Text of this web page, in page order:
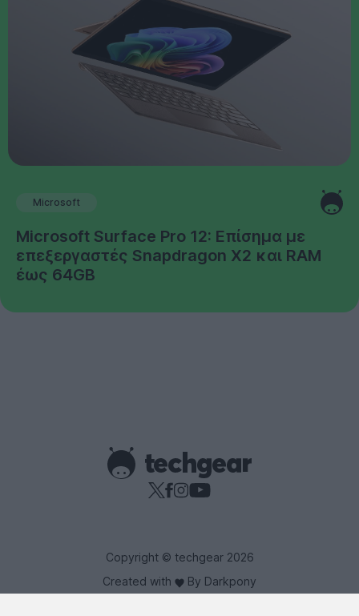
Microsoft
Microsoft Surface Pro 12: Επίσημα με
επεξεργαστές Snapdragon X2 και RAM
έως 64GB
Copyright © techgear 2026
Created with
By Darkpony